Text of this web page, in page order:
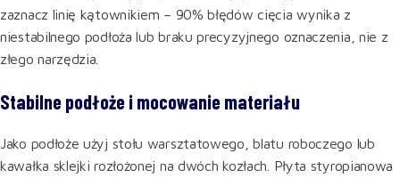
zaznacz linię kątownikiem – 90% błędów cięcia wynika z
niestabilnego podłoża lub braku precyzyjnego oznaczenia, nie z
złego narzędzia.
Stabilne podłoże i mocowanie materiału
Jako podłoże użyj stołu warsztatowego, blatu roboczego lub
kawałka sklejki rozłożonej na dwóch kozłach. Płyta styropianowa